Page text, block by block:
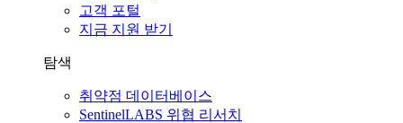
고객 포털
지금 지원 받기
탐색
취약점 데이터베이스
SentinelLABS 위협 리서치